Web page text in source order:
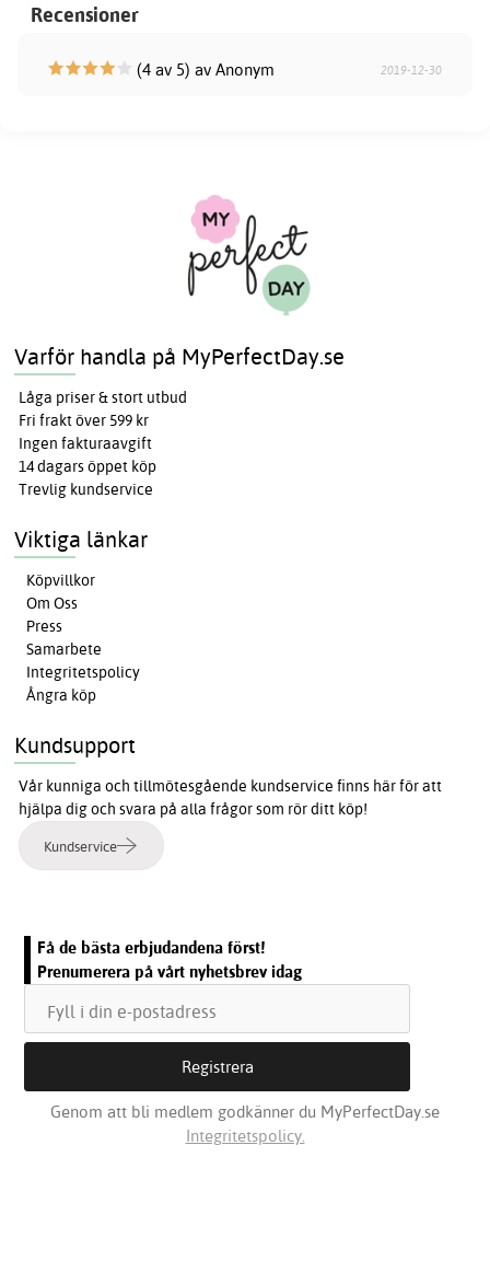
Recensioner
(4 av 5) av Anonym 2019-12-30
Varför handla på MyPerfectDay.se
Låga priser & stort utbud
Fri frakt över 599 kr
Ingen fakturaavgift
14 dagars öppet köp
Trevlig kundservice
Viktiga länkar
Köpvillkor
Om Oss
Press
Samarbete
Integritetspolicy
Ångra köp
Kundsupport
Vår kunniga och tillmötesgående kundservice finns här för att
hjälpa dig och svara på alla frågor som rör ditt köp!
Kundservice
Få de bästa erbjudandena först!
Prenumerera på vårt nyhetsbrev idag
Genom att bli medlem godkänner du MyPerfectDay.se
Integritetspolicy.